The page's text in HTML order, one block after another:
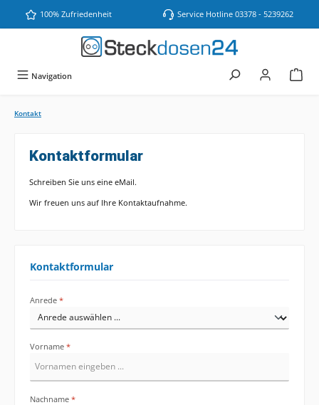
Zum Hauptinhalt springen
100% Zufriedenheit Service Hotline 03378 - 5239262
Navigation
Kontakt
Kontaktformular
Schreiben Sie uns eine eMail.
Wir freuen uns auf Ihre Kontaktaufnahme.
Kontaktformular
Anrede *
Vorname *
Nachname *